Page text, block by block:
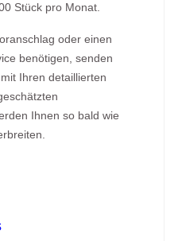
Stück pro Monat.
oder einen
benötigen, senden
Ihren detaillierten
Ihnen so bald wie